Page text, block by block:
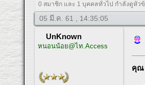
0 สมาชิก และ 1 บุคคลทั่วไป กำลังดูหัว
05 มี.ค. 61 , 14:35:05
UnKnown
หนอนน้อย@ไท.Access
คุ